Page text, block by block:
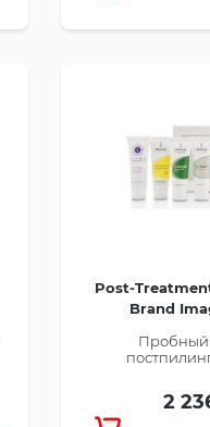
Post-
Brand
Пробный
2